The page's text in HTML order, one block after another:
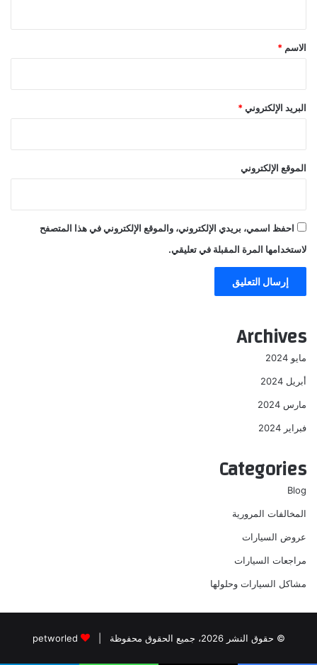
*
الاسم *
البريد الإلكتروني *
الموقع الإلكتروني
احفظ اسمي، بريدي الإلكتروني، والموقع الإلكتروني في هذا المتصفح
لاستخدامها المرة المقبلة في تعليقي.
Archives
مايو 2024
أبريل 2024
مارس 2024
فبراير 2024
Categories
Blog
المخالفات المرورية
عروض السيارات
مراجعات السيارات
مشاكل السيارات وحلولها
© حقوق النشر 2026، جميع الحقوق محفوظة | petworled